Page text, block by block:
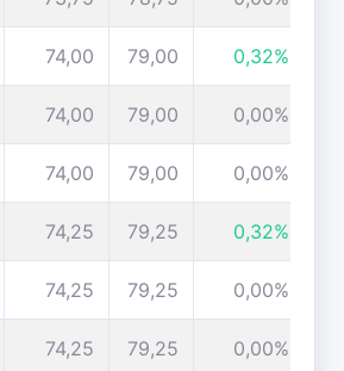
74,00 79,00 0,32%
74,00 79,00 0,00%
74,00 79,00 0,00%
74,25 79,25 0,32%
74,25 79,25 0,00%
74,25 79,25 0,00%